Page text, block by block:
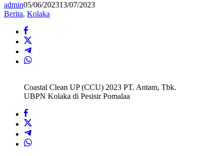
Hari
admin05/06/202313/07/2023
Berita, Kolaka
Coastal Clean UP (CCU) 2023 PT. Antam, Tbk.
UBPN Kolaka di Pesisir Pomalaa